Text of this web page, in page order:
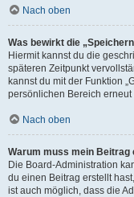
Nach oben
Was bewirkt die
Hiermit kannst du die
späteren Zeitpunkt
kannst du mit der Funktion
persönlichen Bereich erneut
Nach oben
Warum muss mein
Die Board-Administration
du einen Beitrag erstellt
ist auch möglich, dass die